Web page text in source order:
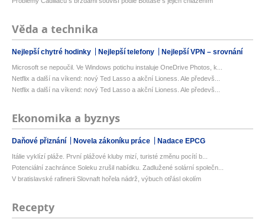
Věda a technika
Nejlepší chytré hodinky Nejlepší telefony Nejlepší VPN – srovnání
Microsoft se nepoučil. Ve Windows potichu instaluje OneDrive Photos, k...
Netflix a další na víkend: nový Ted Lasso a akční Lioness. Ale předevš...
Netflix a další na víkend: nový Ted Lasso a akční Lioness. Ale předevš...
Ekonomika a byznys
Daňové přiznání Novela zákoníku práce Nadace EPCG
Itálie vyklízí pláže. První plážové kluby mizí, turisté změnu pocítí b...
Potenciální zachránce Soleku zrušil nabídku. Zadlužené solární společn...
V bratislavské rafinerii Slovnaft hořela nádrž, výbuch otřásl okolím
Recepty